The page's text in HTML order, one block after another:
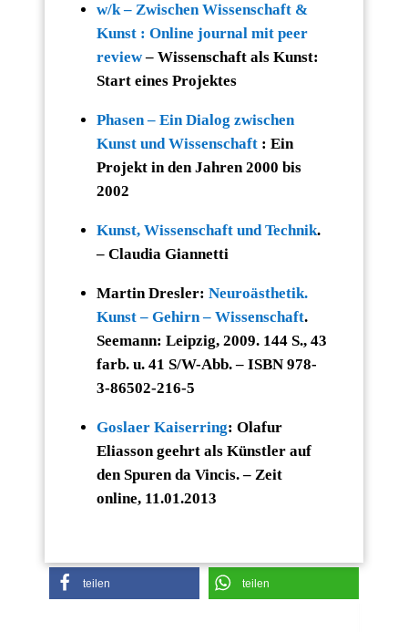
w/k – Zwischen Wissenschaft &
Kunst : Online journal mit peer
review– Wissenschaft als Kunst:
Start eines Projektes
Phasen – Ein Dialog zwischen
Kunst und Wissenschaft : Ein
Projekt in den Jahren 2000 bis
2002
Kunst, Wissenschaft und Technik.
– Claudia Giannetti
Martin Dresler: Neuroästhetik.
Kunst – Gehirn – Wissenschaft.
Seemann: Leipzig, 2009. 144 S., 43
farb. u. 41 S/W-Abb. – ISBN 978-
3-86502-216-5
Goslaer Kaiserring: Olafur
Eliasson geehrt als Künstler auf
den Spuren da Vincis. – Zeit
online, 11.01.2013
teilen teilen